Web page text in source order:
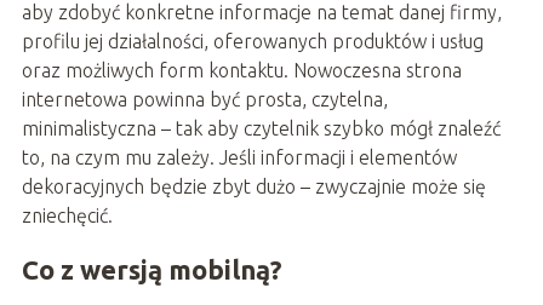
aby zdobyć konkretne informacje na temat danej firmy,
profilu jej działalności, oferowanych produktów i usług
oraz możliwych form kontaktu. Nowoczesna strona
internetowa powinna być prosta, czytelna,
minimalistyczna – tak aby czytelnik szybko mógł znaleźć
to, na czym mu zależy. Jeśli informacji i elementów
dekoracyjnych będzie zbyt dużo – zwyczajnie może się
zniechęcić.
Co z wersją mobilną?